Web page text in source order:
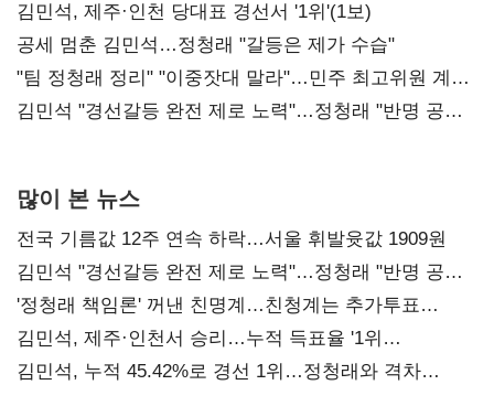
0.86%p(2보)
김민석, 제주·인천 당대표 경선서 '1위'(1보)
공세 멈춘 김민석…정청래 "갈등은 제가 수습"
"팀 정청래 정리" "이중잣대 말라"…민주 최고위원 계파
다툼 격화
김민석 "경선갈등 완전 제로 노력"…정청래 "반명 공세
많이 본 뉴스
전국 기름값 12주 연속 하락…서울 휘발윳값 1909원
김민석 "경선갈등 완전 제로 노력"…정청래 "반명 공세
사과부터"
'정청래 책임론' 꺼낸 친명계…친청계는 추가투표
때리기
김민석, 제주·인천서 승리…누적 득표율 '1위
탈환'(종합)
김민석, 누적 45.42%로 경선 1위…정청래와 격차